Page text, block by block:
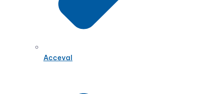
Acceval